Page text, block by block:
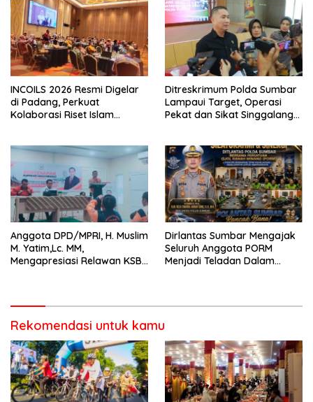
INCOILS 2026 Resmi Digelar
di Padang, Perkuat
Kolaborasi Riset Islam
Ditreskrimum Polda Sumbar
Lampaui Target, Operasi
Pekat dan Sikat Singgalang
Anggota DPD/MPRI, H. Muslim
M. Yatim,Lc. MM,
Mengapresiasi Relawan KSB
Dirlantas Sumbar Mengajak
Seluruh Anggota PORM
Menjadi Teladan Dalam
Rekomendasi untuk kamu